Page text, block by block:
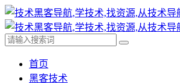
首页
黑客技术